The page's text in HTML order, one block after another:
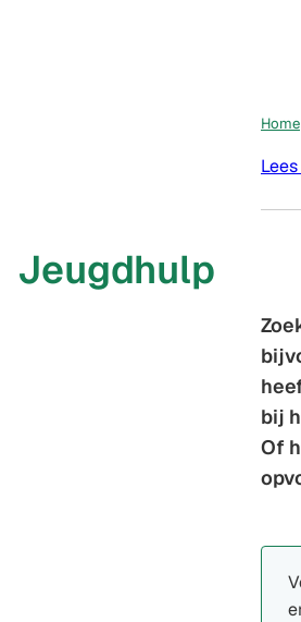
Home
Jeugdhulp
bij
Of